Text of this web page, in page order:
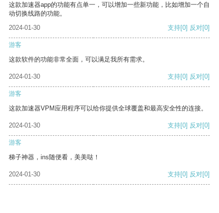
这款加速器app的功能有点单一，可以增加一些新功能，比如增加一个自
动切换线路的功能。
2024-01-30
支持[0] 反对[0]
游客
这款软件的功能非常全面，可以满足我所有需求。
2024-01-30 支持[0] 反对[0]
游客
这款加速器VPM应用程序可以给你提供全球覆盖和最高安全性的连接。
2024-01-30 支持[0] 反对[0]
游客
梯子神器，ins随便看，美美哒！
2024-01-30 支持[0] 反对[0]